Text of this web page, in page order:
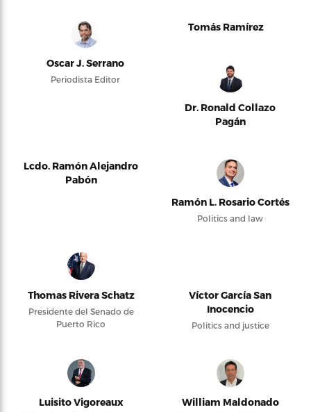
Oscar J. Serrano
Periodista Editor
Tomás Ramírez
Dr. Ronald Collazo
Pagán
Lcdo. Ramón Alejandro
Pabón
Ramón L. Rosario Cortés
Politics and law
Thomas Rivera Schatz
Presidente del Senado de
Puerto Rico
Víctor García San
Inocencio
Politics and justice
Luisito Vigoreaux William Maldonado